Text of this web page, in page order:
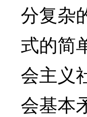
分复杂
式的简
会主义
会基本